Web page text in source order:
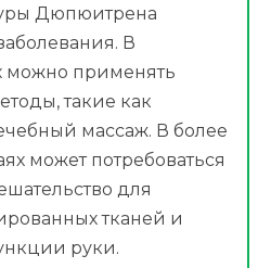
Дюпюитрена
В
можно применять
такие как
массаж. В более
может потребоваться
для
тканей и
руки.